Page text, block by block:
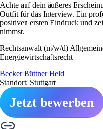
Achte auf dein äußeres
Outfit für das Interview. Ein
positiven ersten Eindruck und
nimmst.
Rechtsanwalt (m/w/d)
Energiewirtschaftsrecht
Becker Büttner Held
Standort: Stuttgart
Jetzt bewerben